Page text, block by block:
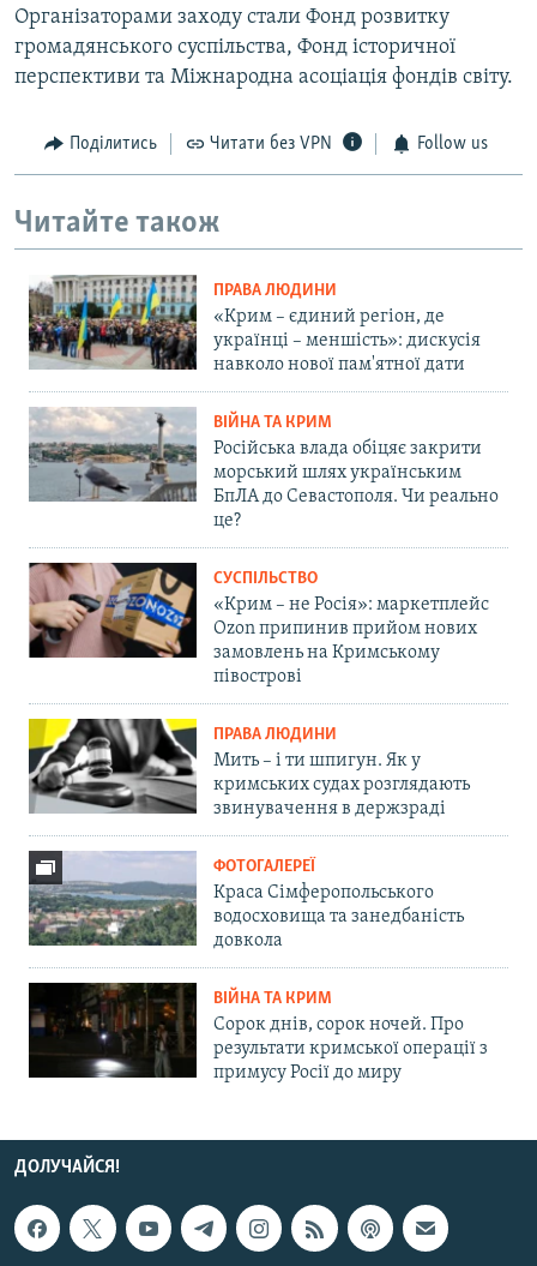
Організаторами заходу стали Фонд розвитку
громадянського суспільства, Фонд історичної
перспективи та Міжнародна асоціація фондів світу.
Поділитись Читати без VPN Follow us
Читайте також
ПРАВА ЛЮДИНИ
«Крим – єдиний регіон, де
українці – меншість»: дискусія
навколо нової пам'ятної дати
ВІЙНА ТА КРИМ
Російська влада обіцяє закрити
морський шлях українським
БпЛА до Севастополя. Чи реально
це?
СУСПІЛЬСТВО
«Крим – не Росія»: маркетплейс
Ozon припинив прийом нових
замовлень на Кримському
півострові
ПРАВА ЛЮДИНИ
Мить – і ти шпигун. Як у
кримських судах розглядають
звинувачення в держзраді
ФОТОГАЛЕРЕЇ
Краса Сімферопольського
водосховища та занедбаність
довкола
ВІЙНА ТА КРИМ
Сорок днів, сорок ночей. Про
результати кримської операції з
примусу Росії до миру
ДОЛУЧАЙСЯ!